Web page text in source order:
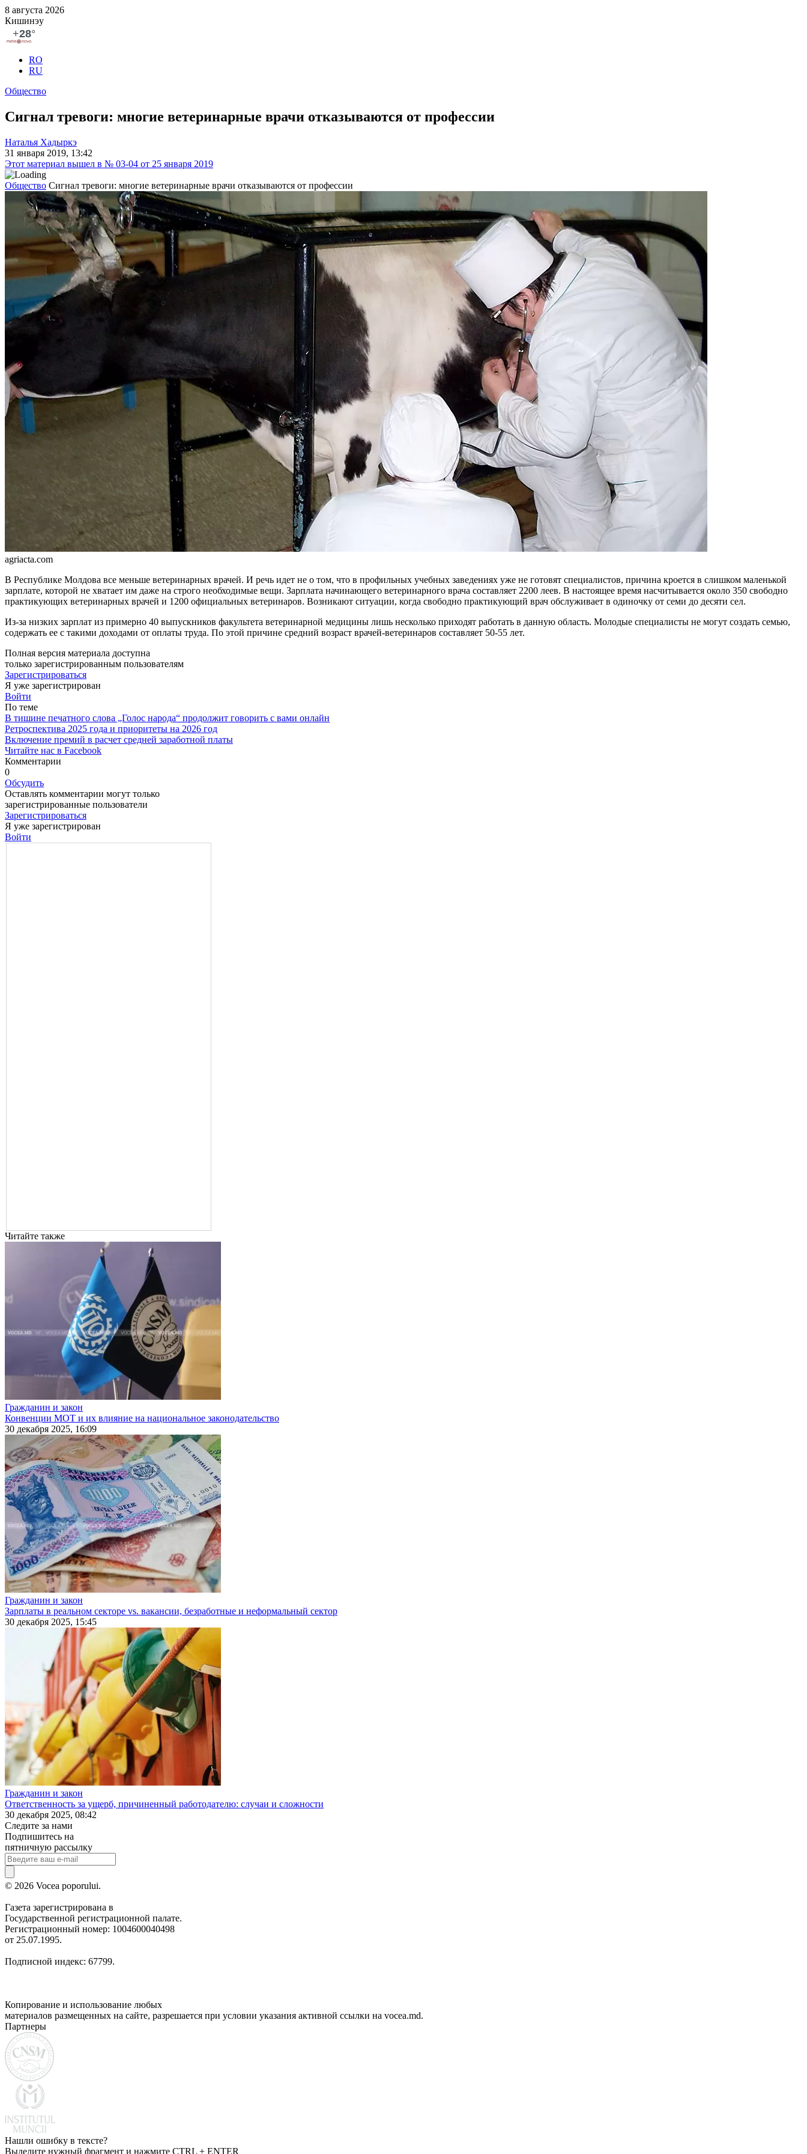
8 августа 2026
Кишинэу
RO
RU
Общество
Сигнал тревоги: многие ветеринарные врачи отказываются от профессии
Наталья Хадыркэ
31 января 2019, 13:42
Этот материал вышел в № 03-04 от 25 января 2019
Общество Сигнал тревоги: многие ветеринарные врачи отказываются от профессии
agriacta.com
В Республике Молдова все меньше ветеринарных врачей. И речь идет не о том, что в про­фильных учебных заведениях уже не готовят специалистов, причина кроется в слишком маленькой
зарплате, которой не хватает им даже на строго необходимые вещи. Зарпла­та начинающего ветеринарно­го врача составляет 2200 леев. В настоящее время насчитыва­ется около 350 свободно
прак­тикующих ветеринарных вра­чей и 1200 официальных вете­ринаров. Возникают ситуации, когда свободно практикующий врач обслуживает в одиночку от семи до десяти сел.
Из-за низких зарплат из при­мерно 40 выпускников факультета ветеринарной медицины лишь не­сколько приходят работать в дан­ную область. Молодые специалис­ты не могут создать семью,
содер­жать ее с такими доходами от оп­латы труда. По этой причине сред­ний возраст врачей-ветеринаров составляет 50-55 лет.
Полная версия материала доступна
только зарегистрированным пользователям
Зарегистрироваться
Я уже зарегистрирован
Войти
По теме
В тишине печатного слова „Голос народа“ продолжит говорить с вами онлайн
Ретроспектива 2025 года и приоритеты на 2026 год
Включение премий в расчет средней заработной платы
Читайте нас в Facebook
Комментарии
0
Обсудить
Оставлять комментарии могут только
зарегистрированные пользователи
Зарегистрироваться
Я уже зарегистрирован
Войти
Читайте также
Гражданин и закон
Конвенции МОТ и их влияние на национальное законодательство
30 декабря 2025, 16:09
Гражданин и закон
Зарплаты в реальном секторе vs. вакансии, безработные и неформальный сектор
30 декабря 2025, 15:45
Гражданин и закон
Ответственность за ущерб, причиненный работодателю: случаи и сложности
30 декабря 2025, 08:42
Следите за нами
Подпишитесь на
пятничную рассылку
© 2026 Vocea poporului.
Газета зарегистрирована в
Государственной регистрационной палате.
Регистрационный номер: 1004600040498
от 25.07.1995.
Подписной индекс: 67799.
Копирование и использование любых
материалов размещенных на сайте, разрешается при условии указания активной ссылки на vocea.md.
Партнеры
Нашли ошибку в тексте?
Выделите нужный фрагмент и нажмите CTRL + ENTER